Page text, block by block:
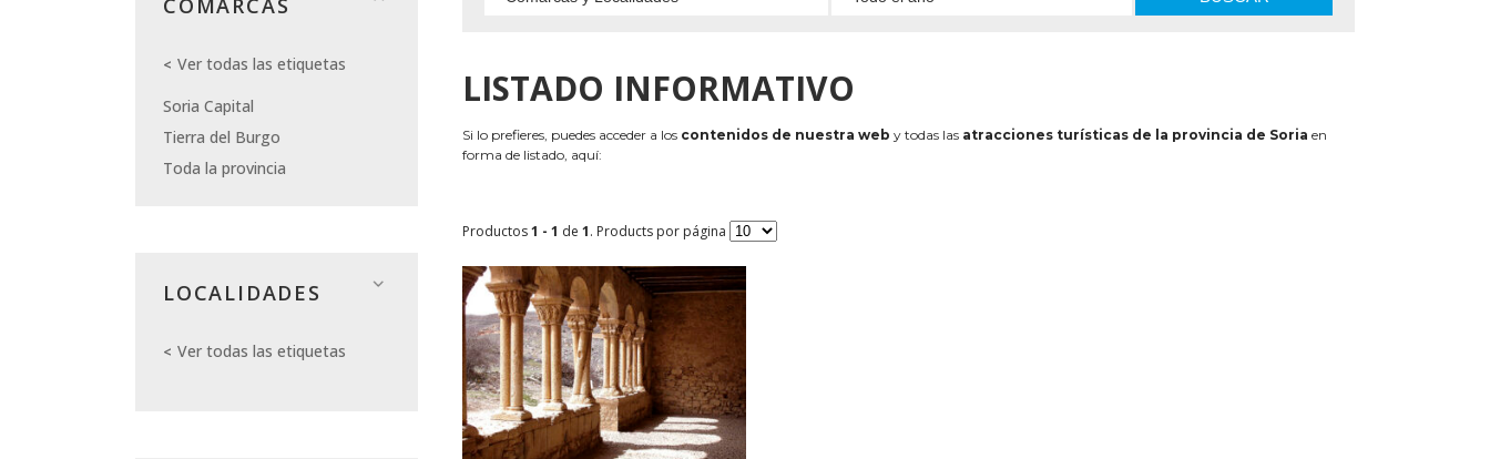
COMARCAS
Ver todas las etiquetas
Soria Capital
Tierra del Burgo
Toda la provincia
LOCALIDADES
Ver todas las etiquetas
LISTADO INFORMATIVO
Si lo prefieres, puedes acceder a los contenidos de nuestra web y todas las atracciones turísticas de la provincia de Soria en
forma de listado, aquí:
Productos1 - 1 de 1. Products por página